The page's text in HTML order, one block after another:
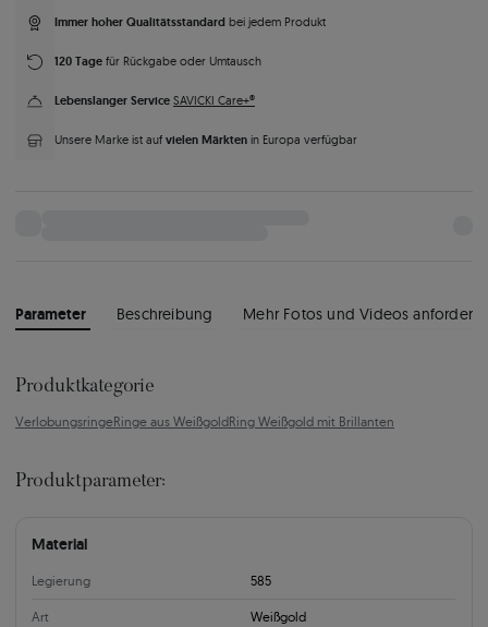
Immer hoher Qualitätsstandard bei jedem Produkt
120 Tage für Rückgabe oder Umtausch
Lebenslanger Service SAVICKI Care+®
Unsere Marke ist auf vielen Märkten in Europa verfügbar
Parameter Beschreibung Mehr Fotos und Videos anfordern
Produktkategorie
VerlobungsringeRinge aus WeißgoldRing Weißgold mit Brillanten
Produktparameter:
Material
Legierung 585
Art Weißgold